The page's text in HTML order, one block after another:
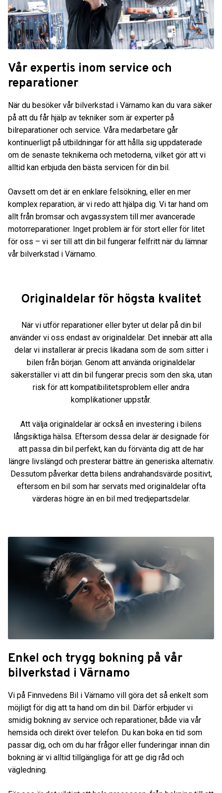
Vår expertis inom service och
reparationer
När du besöker vår bilverkstad i Värnamo kan du vara säker
på att du får hjälp av tekniker som är experter på
bilreparationer och service. Våra medarbetare går
kontinuerligt på utbildningar för att hålla sig uppdaterade
om de senaste teknikerna och metoderna, vilket gör att vi
alltid kan erbjuda den bästa servicen för din bil.
Oavsett om det är en enklare felsökning, eller en mer
komplex reparation, är vi redo att hjälpa dig. Vi tar hand om
allt från bromsar och avgassystem till mer avancerade
motorreparationer. Inget problem är för stort eller för litet
för oss – vi ser till att din bil fungerar felfritt när du lämnar
vår bilverkstad i Värnamo.
Originaldelar för högsta kvalitet
När vi utför reparationer eller byter ut delar på din bil
använder vi oss endast av originaldelar. Det innebär att alla
delar vi installerar är precis likadana som de som sitter i
bilen från början. Genom att använda originaldelar
säkerställer vi att din bil fungerar precis som den ska, utan
risk för att kompatibilitetsproblem eller andra
komplikationer uppstår.
Att välja originaldelar är också en investering i bilens
långsiktiga hälsa. Eftersom dessa delar är designade för
att passa din bil perfekt, kan du förvänta dig att de har
längre livslängd och presterar bättre än generiska alternativ.
Dessutom påverkar detta bilens andrahandsvärde positivt,
eftersom en bil som har servats med originaldelar ofta
värderas högre än en bil med tredjepartsdelar.
Enkel och trygg bokning på vår
bilverkstad i Värnamo
Vi på Finnvedens Bil i Värnamo vill göra det så enkelt som
möjligt för dig att ta hand om din bil. Därför erbjuder vi
smidig bokning av service och reparationer, både via vår
hemsida och direkt över telefon. Du kan boka en tid som
passar dig, och om du har frågor eller funderingar innan din
bokning är vi alltid tillgängliga för att ge dig råd och
vägledning.